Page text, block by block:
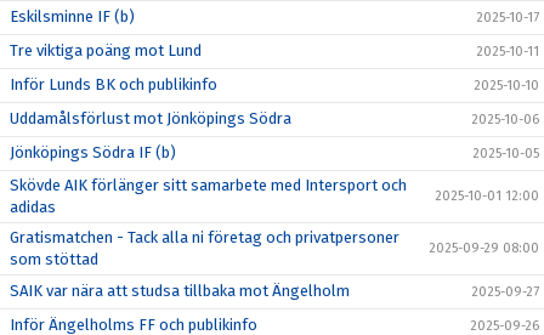
Eskilsminne IF (b) 2025-10-17
Tre viktiga poäng mot Lund 2025-10-11
Inför Lunds BK och publikinfo 2025-10-10
Uddamålsförlust mot Jönköpings Södra 2025-10-06
Jönköpings Södra IF (b) 2025-10-05
Skövde AIK förlänger sitt samarbete med Intersport och
adidas
2025-10-01 12:00
Gratismatchen - Tack alla ni företag och privatpersoner
som stöttad
2025-09-29 08:00
SAIK var nära att studsa tillbaka mot Ängelholm 2025-09-27
Inför Ängelholms FF och publikinfo 2025-09-26